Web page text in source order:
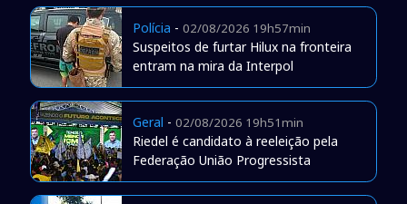
Polícia - 02/08/2026 19h57min
Suspeitos de furtar Hilux na fronteira
entram na mira da Interpol
Geral - 02/08/2026 19h51min
Riedel é candidato à reeleição pela
Federação União Progressista